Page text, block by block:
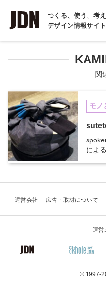
つくる、使う、考
デザイン情報サイト
INTERVIEW
インタビュー
COLUMN
コラム
関
モノ
によ
運営会社 広告・取材について
運営
© 1997-